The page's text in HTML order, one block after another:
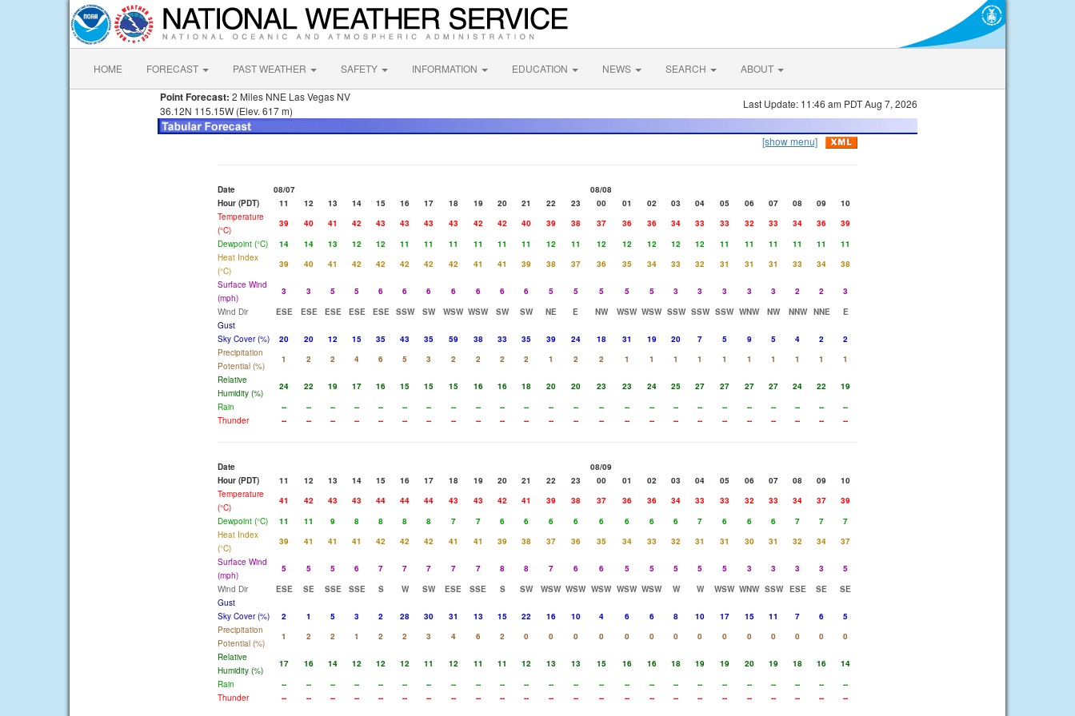
HOME FORECAST PAST WEATHER SAFETY INFORMATION EDUCATION NEWS SEARCH ABOUT
Point Forecast: 2 Miles NNE Las Vegas NV
36.12N 115.15W (Elev. 617 m)
Last Update: 11:46 am PDT Aug 7, 2026
[show menu]
Date 08/07
08/08
Hour (PDT)
11 12 13 14 15 16 17 18 19 20 21 22 23 00 01 02 03 04 05 06 07 08 09
10
Temperature
(°C)
39 40 41 42 43 43 43 43 42 42 40 39 38 37 36 36 34 33 33 32 33 34 36
39
Dewpoint (°C)
14 14 13 12 12 11 11 11 11 11 11 12 11 12 12 12 12 12 11 11 11 11 11
11
Heat Index
(°C)
39 40 41 42 42 42 42 42 41 41 39 38 37 36 35 34 33 32 31 31 31 33 34
38
Surface Wind
(mph)
3 3 5 5 6 6 6 6 6 6 6 5 5 5 5 5 3 3 3 3 3 2 2
3
Wind Dir
ESE ESE ESE ESE ESE SSW SW WSW WSW SW SW NE E NW WSW WSW SSW SSW SSW WNW NW NNW NNE
E
Gust
Sky Cover (%)
20 20 12 15 35 43 35 59 38 33 35 39 24 18 31 19 20 7 5 9 5 4 2
2
Precipitation
Potential (%)
1 2 2 4 6 5 3 2 2 2 2 1 2 2 1 1 1 1 1 1 1 1 1
1
Relative
Humidity (%)
24 22 19 17 16 15 15 15 16 16 18 20 20 23 23 24 25 27 27 27 27 24 22
19
Rain
-- -- -- -- -- -- -- -- -- -- -- -- -- -- -- -- -- -- -- -- -- -- --
--
Thunder
-- -- -- -- -- -- -- -- -- -- -- -- -- -- -- -- -- -- -- -- -- -- -- --
Date
08/09
Hour (PDT)
11 12 13 14 15 16 17 18 19 20 21 22 23 00 01 02 03 04 05 06 07 08 09
10
Temperature
(°C)
41 42 43 43 44 44 44 43 43 42 41 39 38 37 36 36 34 33 33 32 33 34 37
39
Dewpoint (°C)
11 11 9 8 8 8 8 7 7 6 6 6 6 6 6 6 6 7 6 6 6 7 7
7
Heat Index
(°C)
39 41 41 41 42 42 42 41 41 39 38 37 36 35 34 33 32 31 31 30 31 32 34
37
Surface Wind
(mph)
5 5 5 6 7 7 7 7 7 8 8 7 6 6 5 5 5 5 5 3 3 3 3
5
Wind Dir
ESE SE SSE SSE S W SW ESE SSE S SW WSW WSW WSW WSW WSW W W WSW WNW SSW ESE SE
SE
Gust
Sky Cover (%)
2 1 5 3 2 28 30 31 13 15 22 16 10 4 6 6 8 10 17 15 11 7 6
5
Precipitation
Potential (%)
1 2 2 1 2 2 3 4 6 2 0 0 0 0 0 0 0 0 0 0 0 0 0
0
Relative
Humidity (%)
17 16 14 12 12 12 11 12 11 11 12 13 13 15 16 16 18 19 19 20 19 18 16
14
Rain
-- -- -- -- -- -- -- -- -- -- -- -- -- -- -- -- -- -- -- -- -- -- --
--
Thunder
-- -- -- -- -- -- -- -- -- -- -- -- -- -- -- -- -- -- -- -- -- -- -- --